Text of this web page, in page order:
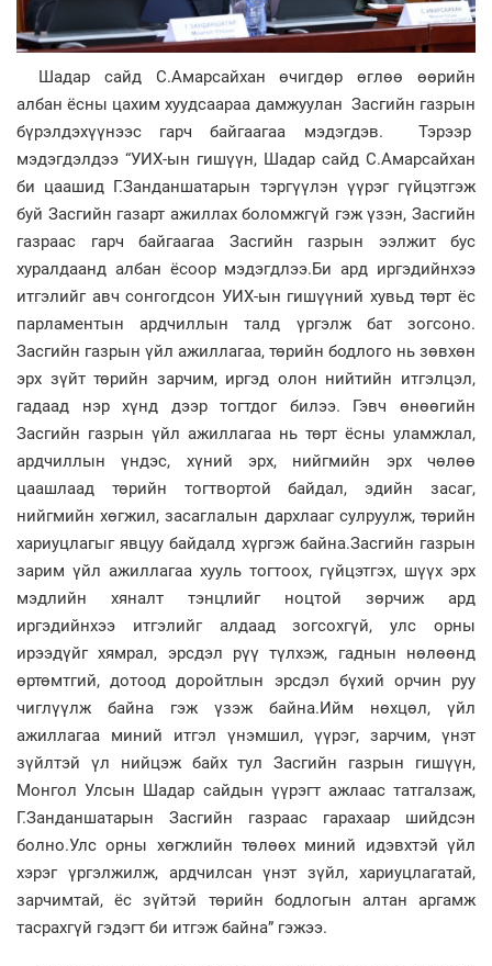
Шадар сайд С.Амарсайхан өчигдөр өглөө өөрийн
албан ёсны цахим хуудсаараа дамжуулан Засгийн газрын
бүрэлдэхүүнээс гарч байгаагаа мэдэгдэв. Тэрээр
мэдэгдэлдээ “УИХ-ын гишүүн, Шадар сайд С.Амарсайхан
би цаашид Г.Занданшатарын тэргүүлэн үүрэг гүйцэтгэж
буй Засгийн газарт ажиллах боломжгүй гэж үзэн, Засгийн
газраас гарч байгаагаа Засгийн газрын ээлжит бус
хуралдаанд албан ёсоор мэдэгдлээ.Би ард иргэдийнхээ
итгэлийг авч сонгогдсон УИХ-ын гишүүний хувьд төрт ёс
парламентын ардчиллын талд үргэлж бат зогсоно.
Засгийн газрын үйл ажиллагаа, төрийн бодлого нь зөвхөн
эрх зүйт төрийн зарчим, иргэд олон нийтийн итгэлцэл,
гадаад нэр хүнд дээр тогтдог билээ. Гэвч өнөөгийн
Засгийн газрын үйл ажиллагаа нь төрт ёсны уламжлал,
ардчиллын үндэс, хүний эрх, нийгмийн эрх чөлөө
цаашлаад төрийн тогтвортой байдал, эдийн засаг,
нийгмийн хөгжил, засаглалын дархлааг сулруулж, төрийн
хариуцлагыг явцуу байдалд хүргэж байна.Засгийн газрын
зарим үйл ажиллагаа хууль тогтоох, гүйцэтгэх, шүүх эрх
мэдлийн хяналт тэнцлийг ноцтой зөрчиж ард
иргэдийнхээ итгэлийг алдаад зогсохгүй, улс орны
ирээдүйг хямрал, эрсдэл рүү түлхэж, гаднын нөлөөнд
өртөмтгий, дотоод доройтлын эрсдэл бүхий орчин руу
чиглүүлж байна гэж үзэж байна.Ийм нөхцөл, үйл
ажиллагаа миний итгэл үнэмшил, үүрэг, зарчим, үнэт
зүйлтэй үл нийцэж байх тул Засгийн газрын гишүүн,
Монгол Улсын Шадар сайдын үүрэгт ажлаас татгалзаж,
Г.Занданшатарын Засгийн газраас гарахаар шийдсэн
болно.Улс орны хөгжлийн төлөөх миний идэвхтэй үйл
хэрэг үргэлжилж, ардчилсан үнэт зүйл, хариуцлагатай,
зарчимтай, ёс зүйтэй төрийн бодлогын алтан аргамж
тасрахгүй гэдэгт би итгэж байна” гэжээ.